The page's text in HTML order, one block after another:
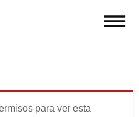
para ver esta